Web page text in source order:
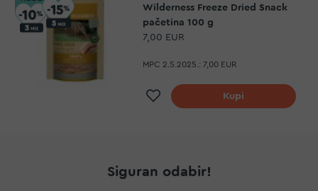
Wilderness Freeze Dried Snack
pačetina 100 g
7,00 EUR
MPC 2.5.2025.: 7,00 EUR
Dodaj na listu želja
Kupi
Siguran odabir!